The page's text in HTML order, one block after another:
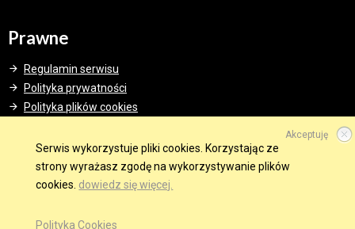
Prawne
Regulamin serwisu
Polityka prywatności
Polityka plików cookies
© 2015 Wszelkie prawa zastrzeżone.
GMINA W SIECIOBSERWUJ NAS NA
Akceptuję
Serwis wykorzystuje pliki cookies. Korzystając ze
strony wyrażasz zgodę na wykorzystywanie plików
cookies. dowiedz się więcej.
Polityka Cookies